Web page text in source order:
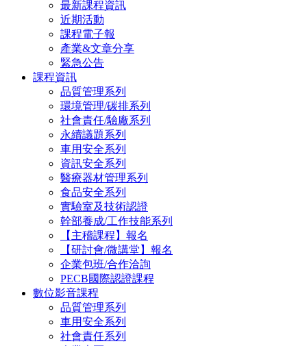
最新課程資訊
近期活動
課程電子報
產業&文章分享
緊急公告
課程資訊
品質管理系列
環境管理/碳排系列
社會責任/驗廠系列
永續議題系列
車用安全系列
資訊安全系列
醫療器材管理系列
食品安全系列
實驗室及技術認證
幹部養成/工作技能系列
【主稽課程】報名
【研討會/微講堂】報名
企業包班/合作洽詢
PECB國際認證課程
數位影音課程
品質管理系列
車用安全系列
社會責任系列